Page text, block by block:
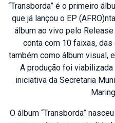
“Transborda” é o primeiro
que já lançou o EP
álbum ao vivo pelo
conta com 10 faixas,
também como álbum visual,
A produção foi
iniciativa da Secretaria
O álbum “Transborda”